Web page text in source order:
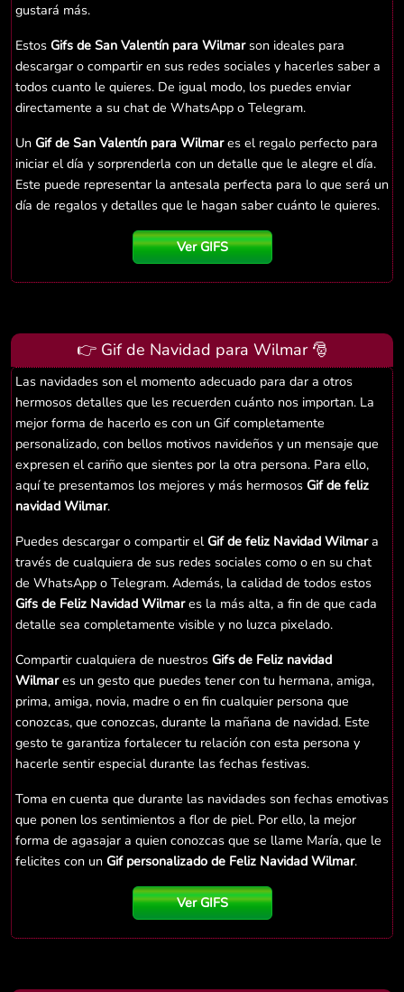
gustará más.
Estos Gifs de San Valentín para Wilmarson ideales para
descargar o compartir en sus redes sociales y hacerles saber a
todos cuanto le quieres. De igual modo, los puedes enviar
directamente a su chat de WhatsApp o Telegram.
Un Gif de San Valentín para Wilmares el regalo perfecto para
iniciar el día y sorprenderla con un detalle que le alegre el día.
Este puede representar la antesala perfecta para lo que será un
día de regalos y detalles que le hagan saber cuánto le quieres.
Ver GIFS
👉 Gif de Navidad para Wilmar 🎅
Las navidades son el momento adecuado para dar a otros
hermosos detalles que les recuerden cuánto nos importan. La
mejor forma de hacerlo es con un Gif completamente
personalizado, con bellos motivos navideños y un mensaje que
expresen el cariño que sientes por la otra persona. Para ello,
aquí te presentamos los mejores y más hermosos Gif de feliz
navidad Wilmar.
Puedes descargar o compartir elGif de feliz Navidad Wilmara
través de cualquiera de sus redes sociales como o en su chat
de WhatsApp o Telegram. Además, la calidad de todos estos
Gifs de Feliz Navidad Wilmares la más alta, a fin de que cada
detalle sea completamente visible y no luzca pixelado.
Compartir cualquiera de nuestros Gifs de Feliz navidad
Wilmares un gesto que puedes tener con tu hermana, amiga,
prima, amiga, novia, madre o en fin cualquier persona que
conozcas, que conozcas, durante la mañana de navidad. Este
gesto te garantiza fortalecer tu relación con esta persona y
hacerle sentir especial durante las fechas festivas.
Toma en cuenta que durante las navidades son fechas emotivas
que ponen los sentimientos a flor de piel. Por ello, la mejor
forma de agasajar a quien conozcas que se llame María, que le
felicites con un Gif personalizado de Feliz Navidad Wilmar.
Ver GIFS